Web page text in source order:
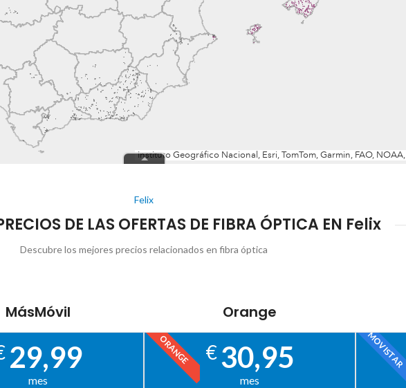
Felix
DE LAS OFERTAS DE FIBRA ÓPTICA EN Felix
Descubre los mejores precios relacionados en fibra óptica
MásMóvil
29,99
mes
Orange
ORANGE €30,95
mes
MOVISTAR